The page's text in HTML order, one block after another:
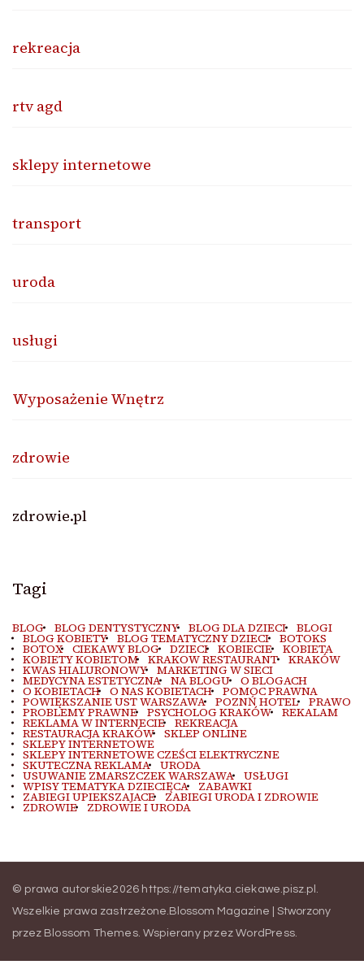
rekreacja
rtv agd
sklepy internetowe
transport
uroda
usługi
Wyposażenie Wnętrz
zdrowie
zdrowie.pl
Tagi
BLOG BLOG DENTYSTYCZNY BLOG DLA DZIECI BLOGI
BLOG KOBIETY BLOG TEMATYCZNY DZIECI BOTOKS
BOTOX CIEKAWY BLOG DZIECI KOBIECIE KOBIETA
KOBIETY KOBIETOM KRAKOW RESTAURANT KRAKÓW
KWAS HIALURONOWY MARKETING W SIECI
MEDYCYNA ESTETYCZNA NA BLOGU O BLOGACH
O KOBIETACH O NAS KOBIETACH POMOC PRAWNA
POWIĘKSZANIE UST WARSZAWA POZNŃ HOTEL PRAWO
PROBLEMY PRAWNE PSYCHOLOG KRAKÓW REKALAM
REKLAMA W INTERNECIE REKREACJA
RESTAURACJA KRAKÓW SKLEP ONLINE
SKLEPY INTERNETOWE
SKLEPY INTERNETOWE CZEŚCI ELEKTRYCZNE
SKUTECZNA REKLAMA URODA
USUWANIE ZMARSZCZEK WARSZAWA USŁUGI
WPISY TEMATYKA DZIECIĘCA ZABAWKI
ZABIEGI UPIEKSZAJACE ZABIEGI URODA I ZDROWIE
ZDROWIE ZDROWIE I URODA
© prawa autorskie2026 https://tematyka.ciekawe.pisz.pl .
Wszelkie prawa zastrzeżone.Blossom Magazine | Stworzony
przez Blossom Themes. Wspierany przezWordPress.